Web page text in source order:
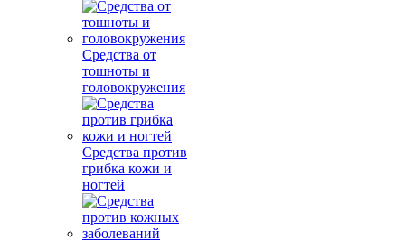
Средства от
тошноты и
головокружения
Средства против
грибка кожи и
ногтей